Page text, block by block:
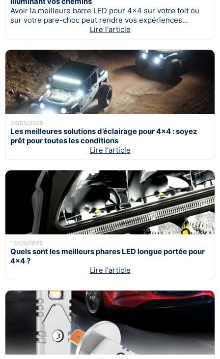
Avoir la meilleure barre LED pour 4x4 sur votre toit ou
sur votre pare-choc peut rendre vos expériences...
Lire l'article
06/05/2025
Les meilleures solutions d’éclairage pour 4x4 : soyez
prêt pour toutes les conditions
Lire l'article
13/05/2025
Quels sont les meilleurs phares LED longue portée pour
4x4 ?
Lire l'article